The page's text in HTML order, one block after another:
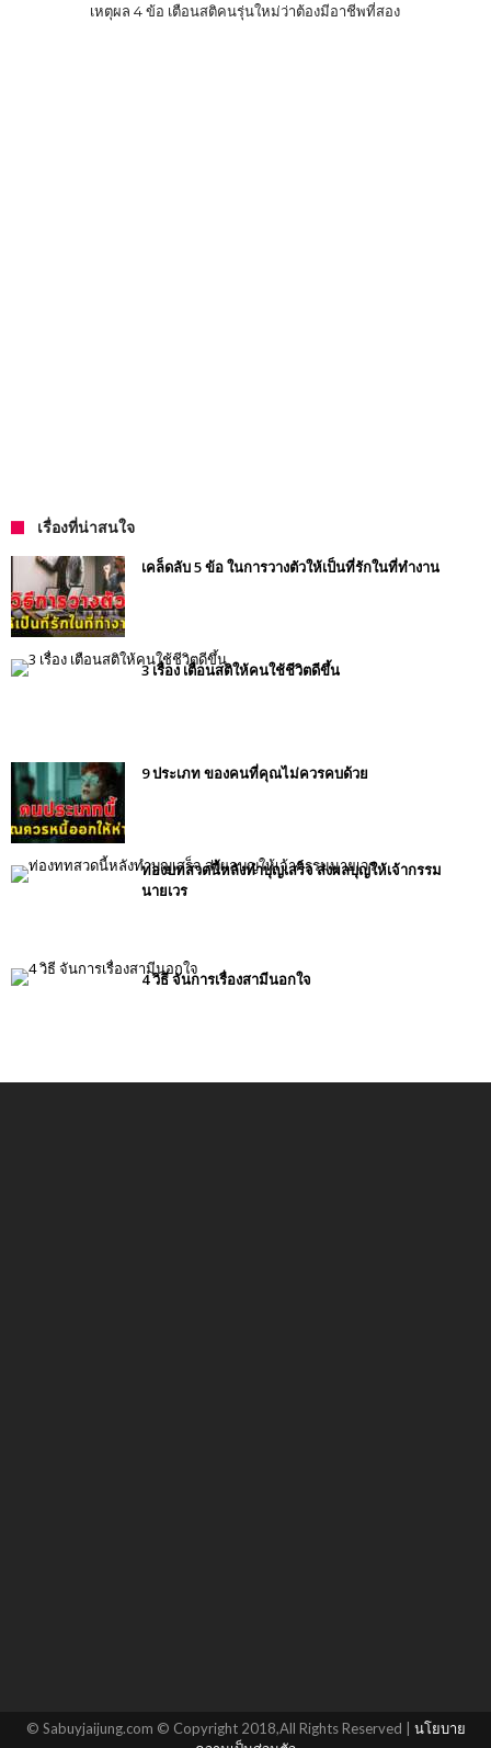
เหตุผล 4 ข้อ เตือนสติคนรุ่นใหม่ว่าต้องมีอาชีพที่สอง
เรื่องที่น่าสนใจ
เคล็ดลับ 5 ข้อ ในการวางตัวให้เป็นที่รักในที่ทำงาน
3 เรื่อง เตือนสติให้คนใช้ชีวิตดีขึ้น
9 ประเภท ของคนที่คุณไม่ควรคบด้วย
ท่องบทสวดนี้หลังทำบุญเสร็จ ส่งผลบุญให้เจ้ากรรม
นายเวร
4 วิธี จันการเรื่องสามีนอกใจ
© Sabuyjaijung.com © Copyright 2018,All Rights Reserved | นโยบาย